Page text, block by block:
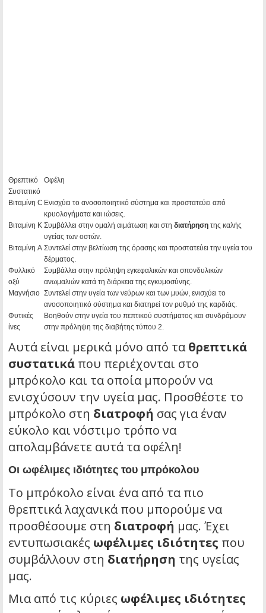
Θρεπτικό
Συστατικό
Οφέλη
Βιταμίνη C Ενισχύει το ανοσοποιητικό σύστημα και προστατεύει από
κρυολογήματα και ιώσεις.
Βιταμίνη K Συμβάλλει στην ομαλή αιμάτωση και στη διατήρηση της καλής
υγείας των οστών.
Βιταμίνη A Συντελεί στην βελτίωση της όρασης και προστατεύει την υγεία του
δέρματος.
Φυλλικό
οξύ
Συμβάλλει στην πρόληψη εγκεφαλικών και σπονδυλικών
ανωμαλιών κατά τη διάρκεια της εγκυμοσύνης.
Μαγνήσιο Συντελεί στην υγεία των νεύρων και των μυών, ενισχύει το
ανοσοποιητικό σύστημα και διατηρεί τον ρυθμό της καρδιάς.
Φυτικές
ίνες
Βοηθούν στην υγεία του πεπτικού συστήματος και συνδράμουν
στην πρόληψη της διαβήτης τύπου 2.
Αυτά είναι μερικά μόνο από τα θρεπτικά
συστατικά που περιέχονται στο
μπρόκολο και τα οποία μπορούν να
ενισχύσουν την υγεία μας. Προσθέστε το
μπρόκολο στη διατροφή σας για έναν
εύκολο και νόστιμο τρόπο να
απολαμβάνετε αυτά τα οφέλη!
Οι ωφέλιμες ιδιότητες του μπρόκολου
Το μπρόκολο είναι ένα από τα πιο
θρεπτικά λαχανικά που μπορούμε να
προσθέσουμε στη διατροφή μας. Έχει
εντυπωσιακές ωφέλιμες ιδιότητες που
συμβάλλουν στη διατήρηση της υγείας
μας.
Μια από τις κύριες ωφέλιμες ιδιότητες